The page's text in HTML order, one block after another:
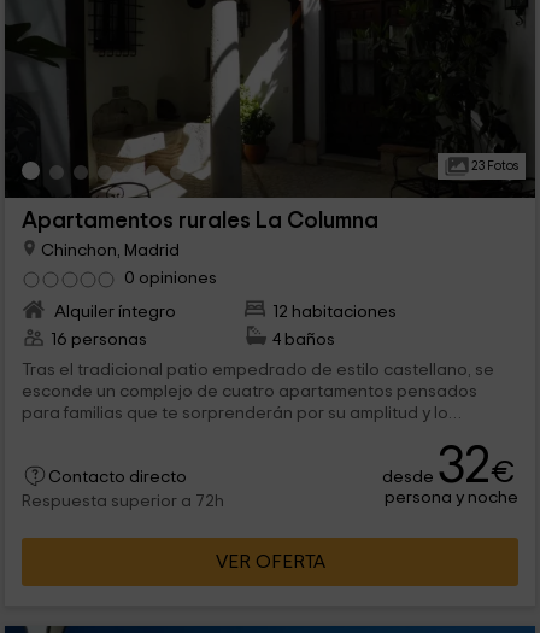
23 Fotos
Apartamentos rurales La Columna
Chinchon, Madrid
0 opiniones
Alquiler íntegro
12 habitaciones
16 personas
4 baños
Tras el tradicional patio empedrado de estilo castellano, se
esconde un complejo de cuatro apartamentos pensados
para familias que te sorprenderán por su amplitud y lo
comparación con la madera dejan espacios perfectos para el
descanso de toda la familia. Además, para tomar el sol, o el
través de unas escaleras con detalles como las vasijas de
Contacto directo
Respuesta superior a 72h
desde 32€
persona y noche
VER OFERTA